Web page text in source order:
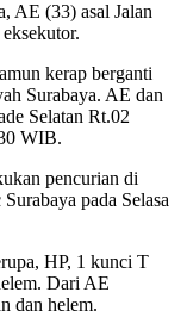
AE (33) asal Jalan
kerap berganti
Surabaya. AE dan
Selatan Rt.02
WIB.
pencurian di
pada Selasa
HP, 1 kunci T
Dari AE
dan helem.